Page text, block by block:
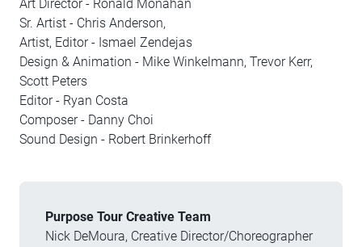
Art Director - Ronald Monahan
Sr. Artist - Chris Anderson,
Artist, Editor - Ismael Zendejas
Design & Animation - Mike Winkelmann, Trevor Kerr,
Scott Peters
Editor - Ryan Costa
Composer - Danny Choi
Sound Design - Robert Brinkerhoff
Purpose Tour Creative Team
Nick DeMoura, Creative Director/Choreographer